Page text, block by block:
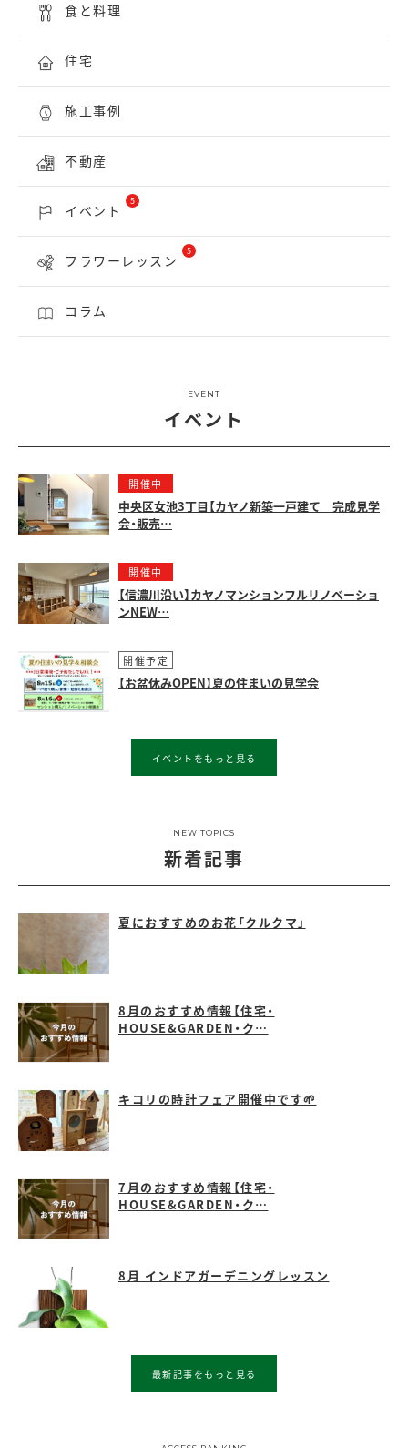
食と料理
住宅
施工事例
不動産
イベント
5
フラワーレッスン
5
コラム
EVENT
イベント
開催中
中央区女池3丁目【カヤノ新築一戸建て 完成見学
会・販売…
開催中
【信濃川沿い】カヤノマンションフルリノベーショ
ンNEW…
開催予定
【お盆休みOPEN】夏の住まいの見学会
イベントをもっと見る
NEW TOPICS
新着記事
夏におすすめのお花「クルクマ」
8月のおすすめ情報【住宅・
HOUSE&GARDEN・ク…
キコリの時計フェア開催中です🌱
7月のおすすめ情報【住宅・
HOUSE&GARDEN・ク…
8月 インドアガーデニングレッスン
最新記事をもっと見る